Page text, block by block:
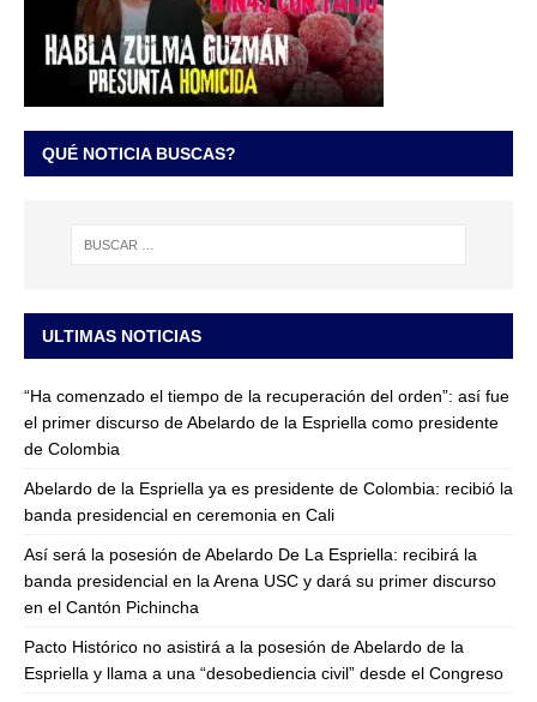
QUÉ NOTICIA BUSCAS?
ULTIMAS NOTICIAS
“Ha comenzado el tiempo de la recuperación del orden”: así fue
el primer discurso de Abelardo de la Espriella como presidente
de Colombia
Abelardo de la Espriella ya es presidente de Colombia: recibió la
banda presidencial en ceremonia en Cali
Así será la posesión de Abelardo De La Espriella: recibirá la
banda presidencial en la Arena USC y dará su primer discurso
en el Cantón Pichincha
Pacto Histórico no asistirá a la posesión de Abelardo de la
Espriella y llama a una “desobediencia civil” desde el Congreso